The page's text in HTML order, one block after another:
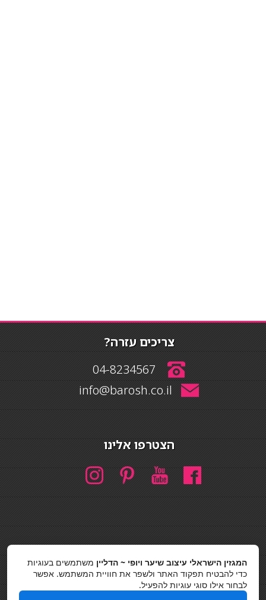
צריכים עזרה?
04-8234567
info@barosh.co.il
הצטרפו אלינו
חיפוש
חיפוש
כסאות בר
המגזין הישראלי עיצוב שיער ויופי ~ הדליין משתמשים בעוגיות
כדי להבטיח תפקוד האתר ולשפר את חוויית המשתמש. אפשר
לבחור אילו סוגי עוגיות להפעיל.